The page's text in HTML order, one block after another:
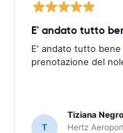
E' andato tutto
E' andato tutto
prenotazione del
T
Tiziana Negro
Hertz